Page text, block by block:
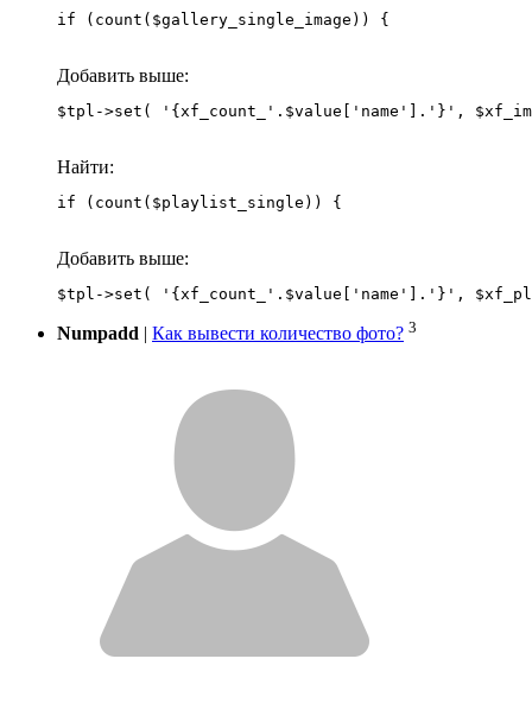
if (count($gallery_single_image)) {
Добавить выше:
Найти:
if (count($playlist_single)) {
Добавить выше:
Numpadd | Как вывести количество фото? 3